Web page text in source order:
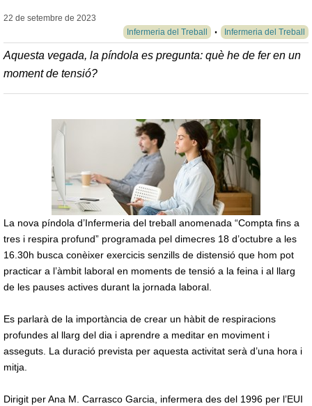
22 de setembre de 2023
Infermeria del Treball
Infermeria del Treball
Aquesta vegada, la píndola es pregunta: què he de fer en un
moment de tensió?
La nova píndola d’Infermeria del treball anomenada “Compta fins a
tres i respira profund” programada pel dimecres 18 d’octubre a les
16.30h busca conèixer exercicis senzills de distensió que hom pot
practicar a l’àmbit laboral en moments de tensió a la feina i al llarg
de les pauses actives durant la jornada laboral.
Es parlarà de la importància de crear un hàbit de respiracions
profundes al llarg del dia i aprendre a meditar en moviment i
asseguts. La duració prevista per aquesta activitat serà d’una hora i
mitja.
Dirigit per Ana M. Carrasco Garcia, infermera des del 1996 per l’EUI